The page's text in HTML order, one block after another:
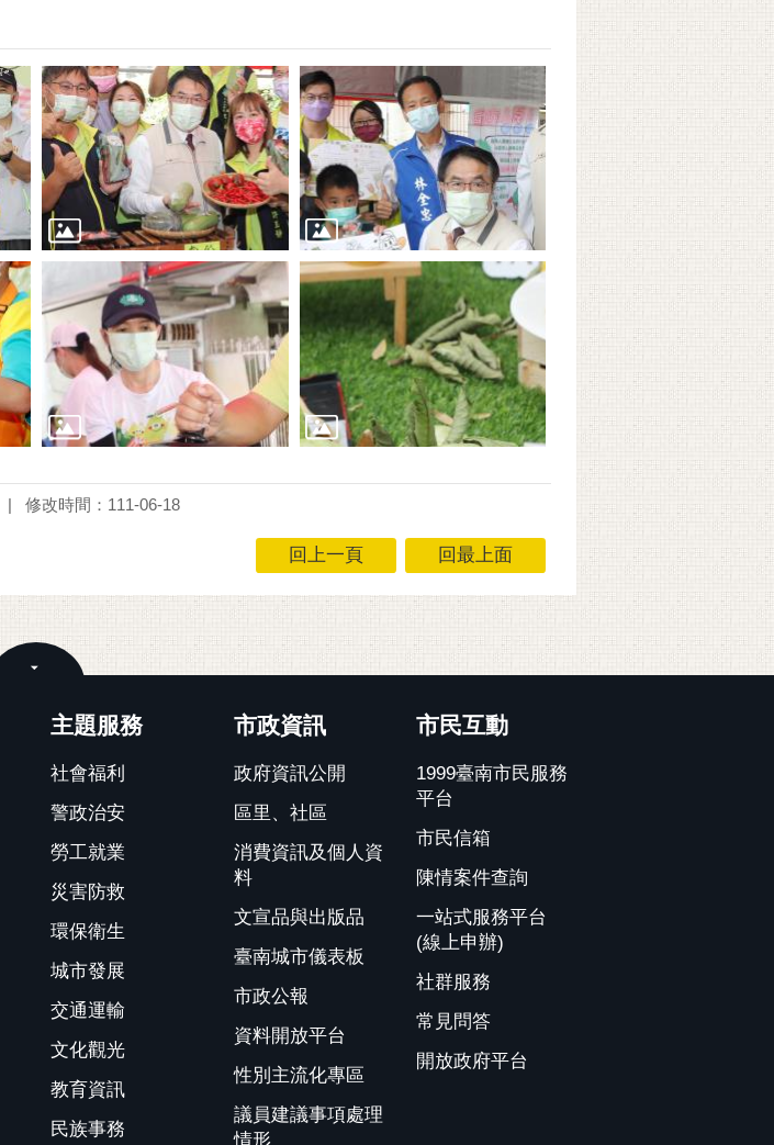
修改時間：111-06-18
回上一頁 回最上面
主題服務
社會福利
警政治安
勞工就業
災害防救
環保衛生
城市發展
交通運輸
文化觀光
教育資訊
民族事務
市政資訊
政府資訊公開
區里、社區
消費資訊及個人資
料
文宣品與出版品
臺南城市儀表板
市政公報
資料開放平台
性別主流化專區
議員建議事項處理
情形
市民互動
1999臺南市民服務
平台
市民信箱
陳情案件查詢
一站式服務平台
(線上申辦)
社群服務
常見問答
開放政府平台